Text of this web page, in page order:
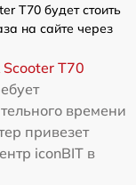
T70 будет стоить
на сайте через
T70
времени
привезет
iconBIT в